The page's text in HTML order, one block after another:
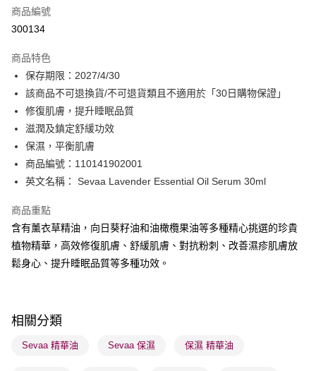
Apple Pay
PayMe
WeChat Pay
BoC Pay
送貨方式
順豐自助櫃 - 確認發貨後1-3個工作天送達
順豐站及營業點 - 確認發貨後1-3個工作天送達
每筆HK$65.00，滿HK$300.00或以上免運費
取。逾期會取消訂單，並不會安排重寄
商品編號
300134
商品特色
保存期限：2027/4/30
該商品不可退換貨/不可退貨類且不適用於「30日購物保證」
修復肌膚，提升睡眠品質
滋潤及鎮定舒緩功效
保濕，平衡肌膚
商品編號：110141902001
英文名稱： Sevaa Lavender Essential Oil Serum 30ml
商品重點
含有薰衣草精油，向日葵籽油和油橄欖果油等多種精心挑選的珍貴
植物精華，高效修復肌膚、舒緩肌膚、對抗粉刺、改善濕疹肌膚放
鬆身心、提升睡眠品質等多種功效。
相關分類
Sevaa 精華油 Sevaa 保濕 保濕 精華油